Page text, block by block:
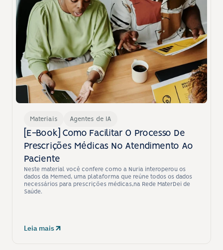
Materiais Agentes de IA
[E-Book] Como Facilitar O Processo De
Prescrições Médicas No Atendimento Ao
Paciente
Neste material você confere como a Nuria interoperou os
dados da Memed, uma plataforma que reúne todos os dados
necessários para prescrições médicas,na Rede MaterDei de
Saúde.
Leia mais